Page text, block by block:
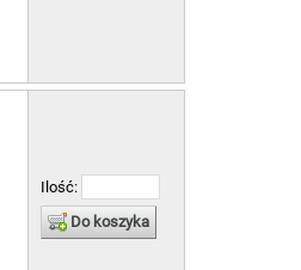
Ilość:
Do koszyka